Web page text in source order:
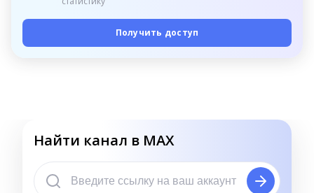
Получить доступ
Найти канал в MAX